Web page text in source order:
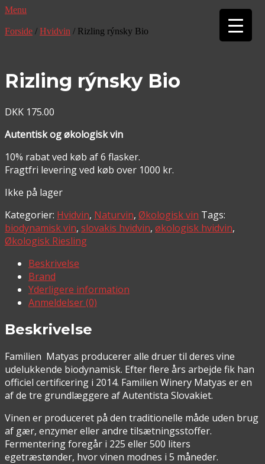
Menu
Forside / Hvidvin / Rizling rýnsky Bio
Rizling rýnsky Bio
DKK 175.00
Autentisk og økologisk vin
10% rabat ved køb af 6 flasker.
Fragtfri levering ved køb over 1000 kr.
Ikke på lager
Kategorier: Hvidvin, Naturvin, Økologisk vin Tags:
biodynamisk vin, slovakis hvidvin, økologisk hvidvin,
Økologisk Riesling
Beskrivelse
Brand
Yderligere information
Anmeldelser (0)
Beskrivelse
Familien Matyas producerer alle druer til deres vine
udelukkende biodynamisk. Efter flere års arbejde fik han
officiel certificering i 2014. Familien Winery Matyas er en
af de tre grundlæggere af Autentista Slovakiet.
Vinen er produceret på den traditionelle måde uden brug
af gær, enzymer eller andre tilsætningsstoffer.
Fermentering foregår i 225 eller 500 liters
egetræstønder, hvor vinen modnes i 5 måneder.
▼
▼